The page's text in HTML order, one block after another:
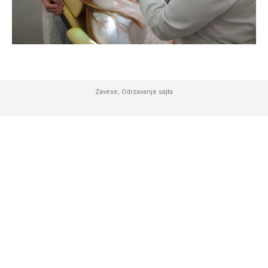
Zavese, Odrzavanje sajta